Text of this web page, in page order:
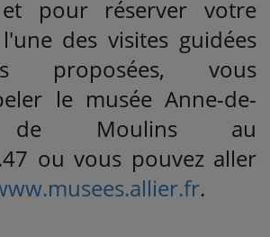
pour réserver votre
des visites guidées
proposées, vous
le musée Anne-de-
de Moulins au
ou vous pouvez aller
.